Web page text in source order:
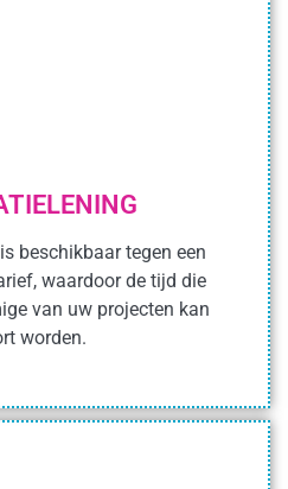
beschikbaar tegen een
waardoor de tijd die
van uw projecten kan
worden.